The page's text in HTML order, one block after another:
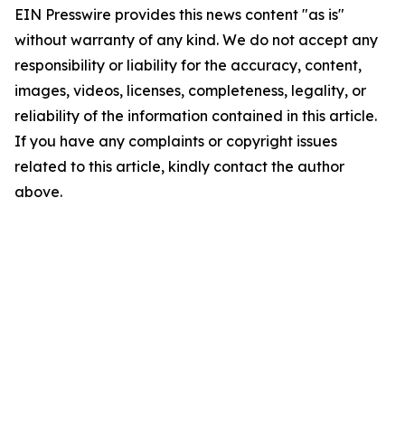
EIN Presswire provides this news content "as is"
without warranty of any kind. We do not accept any
responsibility or liability for the accuracy, content,
images, videos, licenses, completeness, legality, or
reliability of the information contained in this article.
If you have any complaints or copyright issues
related to this article, kindly contact the author
above.